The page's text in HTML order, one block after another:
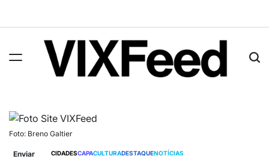
Foto: Breno Galtier
Enviar CIDADESCAPACULTURADESTAQUENOTÍCIAS